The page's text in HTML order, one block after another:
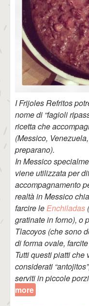
I Frijoles Refritos
nome di “fagioli
ricetta che
(Messico,
preparano).
In Messico
viene utilizzata per
accompagnamento
realtà in Messico
farcire le Enchiladas
gratinate in forno), o
Tlacoyos (che sono
di forma ovale,
Tutti questi piatti
considerati
serviti in piccole
more